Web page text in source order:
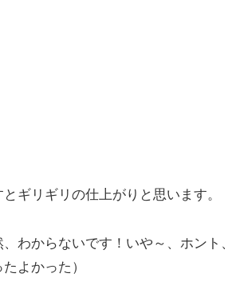
ギリギリの仕上がりと思います。
わからないです！いや～、ホント、
よかった）